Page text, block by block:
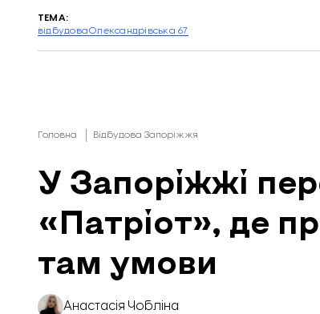
ТЕМА:
відбудоваОлександрівська 67
Головна Відбудова Запоріжжя
У Запоріжжі
«Патріот», де
там умови
Анастасія Чобліна